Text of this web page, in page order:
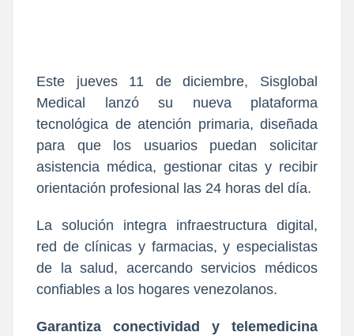
Este jueves 11 de diciembre, Sisglobal
Medical lanzó su nueva plataforma
tecnológica de atención primaria, diseñada
para que los usuarios puedan solicitar
asistencia médica, gestionar citas y recibir
orientación profesional las 24 horas del día.
La solución integra infraestructura digital,
red de clínicas y farmacias, y especialistas
de la salud, acercando servicios médicos
confiables a los hogares venezolanos.
Garantiza conectividad y telemedicina